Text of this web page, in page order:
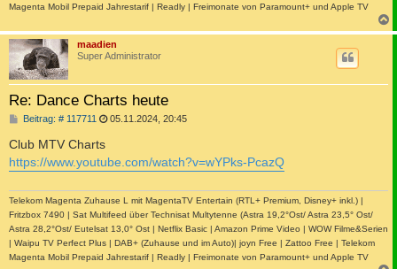
Magenta Mobil Prepaid Jahrestarif | Readly | Freimonate von Paramount+ und Apple TV
a
maadien
Super Administrator
Re: Dance Charts heute
Beitrag: # 117711 B
i
t
r
a
05.11.2024, 20:45
Club MTV Charts
https://www.youtube.com/watch?v=wYPks-PcazQ
Telekom Magenta Zuhause L mit MagentaTV Entertain (RTL+ Premium, Disney+ inkl.) |
Fritzbox 7490 | Sat Multifeed über Technisat Multytenne (Astra 19,2°Ost/ Astra 23,5° Ost/
Astra 28,2°Ost/ Eutelsat 13,0° Ost | Netflix Basic | Amazon Prime Video | WOW Filme&Serien
| Waipu TV Perfect Plus | DAB+ (Zuhause und im Auto)| joyn Free | Zattoo Free | Telekom
Magenta Mobil Prepaid Jahrestarif | Readly | Freimonate von Paramount+ und Apple TV